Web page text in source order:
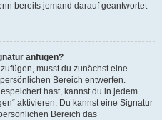
bereits jemand darauf geantwortet
anfügen?
musst du zunächst eine
Bereich entwerfen.
hast, kannst du in jedem
aktivieren. Du kannst eine Signatur
Bereich das